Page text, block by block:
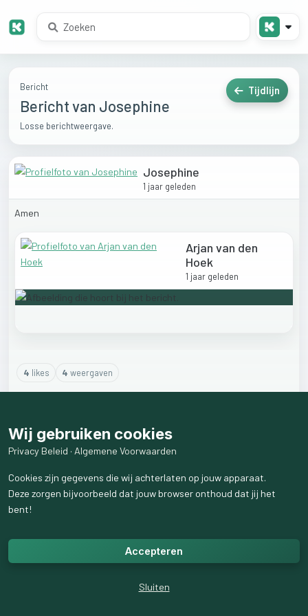
Bericht
Bericht van Josephine
Losse berichtweergave.
Tijdlijn
Josephine
1 jaar geleden
Amen
Arjan van den
Hoek
1 jaar geleden
4 likes 4 weergaven
Wij gebruiken cookies
Privacy Beleid · Algemene Voorwaarden
Cookies zijn gegevens die wij achterlaten op jouw apparaat.
Deze zorgen bijvoorbeeld dat jouw browser onthoud dat jij het
bent!
Accepteren
Sluiten